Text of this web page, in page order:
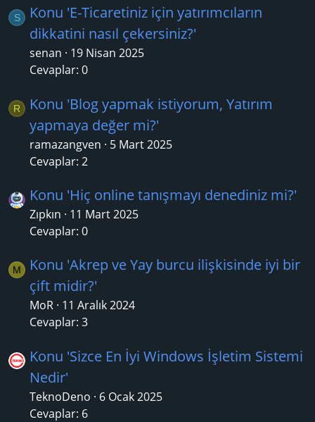
S
Konu 'E-Ticaretiniz için yatırımcıların
dikkatini nasıl çekersiniz?'
senan
19 Nisan 2025
Cevaplar: 0
R
Konu 'Blog yapmak istiyorum, Yatırım
yapmaya değer mi?'
ramazangven
5 Mart 2025
Cevaplar: 2
Konu 'Hiç online tanışmayı denediniz mi?'
Zıpkın
11 Mart 2025
Cevaplar: 0
M
Konu 'Akrep ve Yay burcu ilişkisinde iyi bir
çift midir?'
MoR 11 Aralık 2024
Cevaplar: 3
Konu 'Sizce En İyi Windows İşletim Sistemi
Nedir'
TeknoDeno
6 Ocak 2025
Cevaplar: 6